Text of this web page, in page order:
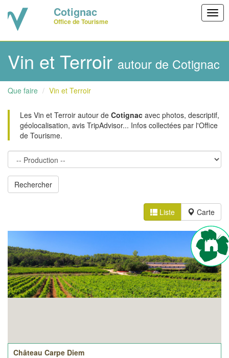
Cotignac
Office de Tourisme
Vin et Terroir autour de Cotignac
Que faire Vin et Terroir
Les Vin et Terroir autour de Cotignac avec photos, descriptif,
géolocalisation, avis TripAdvisor... Infos collectées par l'Office
de Tourisme.
Liste Carte
Château Carpe Diem